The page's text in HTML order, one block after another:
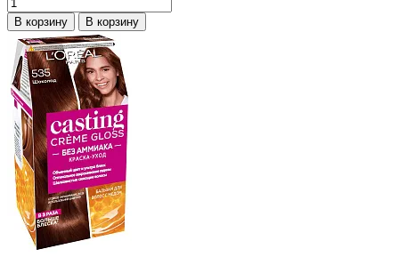
В корзину В корзину